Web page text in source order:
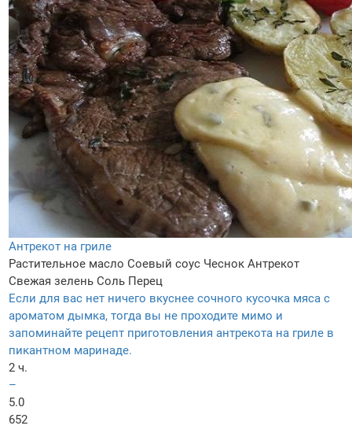
Антрекот на гриле
Растительное масло Соевый соус Чеснок Антрекот
Свежая зелень Соль Перец
Если для вас нет ничего вкуснее сочного кусочка мяса с
ароматом дымка, тогда вы не проходите мимо и
запоминайте рецепт приготовления антрекота на гриле в
пикантном маринаде.
2 ч.
–
5.0
652